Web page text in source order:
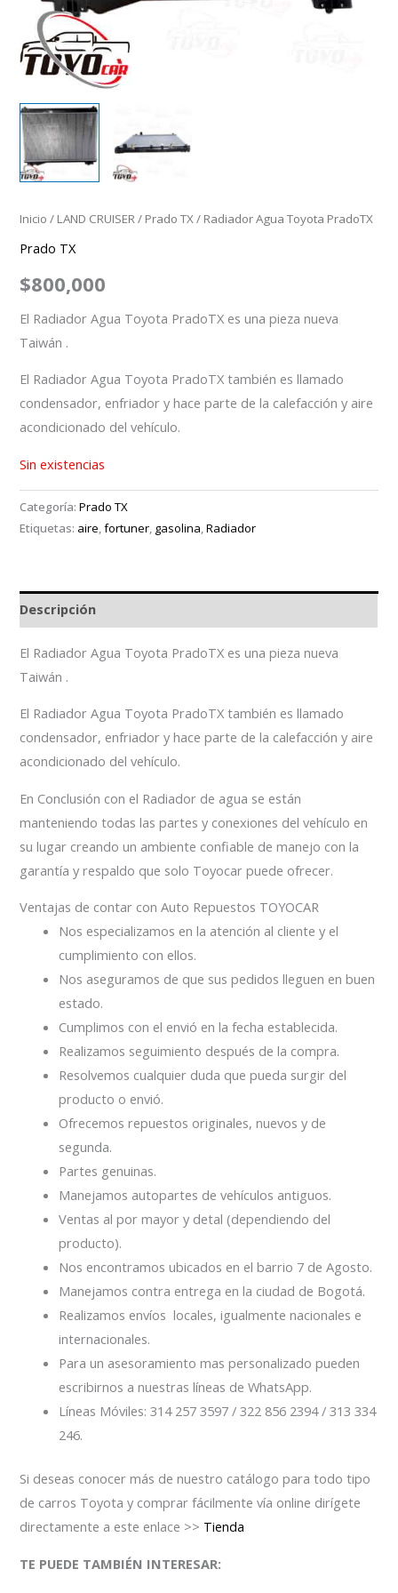
Inicio / LAND CRUISER/ Prado TX/ Radiador Agua Toyota PradoTX
Prado TX
$800,000
El Radiador Agua Toyota PradoTX es una pieza nueva
Taiwán .
El Radiador Agua Toyota PradoTX también es llamado
condensador, enfriador y hace parte de la calefacción y aire
acondicionado del vehículo.
Sin existencias
Categoría:Prado TX
Etiquetas: aire,fortuner, gasolina,Radiador
Descripción
El Radiador Agua Toyota PradoTX es una pieza nueva
Taiwán .
El Radiador Agua Toyota PradoTX también es llamado
condensador, enfriador y hace parte de la calefacción y aire
acondicionado del vehículo.
En Conclusión con el Radiador de agua se están
manteniendo todas las partes y conexiones del vehículo en
su lugar creando un ambiente confiable de manejo con la
garantía y respaldo que solo Toyocar puede ofrecer.
Ventajas de contar con Auto Repuestos TOYOCAR
Nos especializamos en la atención al cliente y el
cumplimiento con ellos.
Nos aseguramos de que sus pedidos lleguen en buen
estado.
Cumplimos con el envió en la fecha establecida.
Realizamos seguimiento después de la compra.
Resolvemos cualquier duda que pueda surgir del
producto o envió.
Ofrecemos repuestos originales, nuevos y de
segunda.
Partes genuinas.
Manejamos autopartes de vehículos antiguos.
Ventas al por mayor y detal (dependiendo del
producto).
Nos encontramos ubicados en el barrio 7 de Agosto.
Manejamos contra entrega en la ciudad de Bogotá.
Realizamos envíos locales, igualmente nacionales e
internacionales.
Para un asesoramiento mas personalizado pueden
escribirnos a nuestras líneas de WhatsApp.
Líneas Móviles: 314 257 3597 / 322 856 2394 / 313 334
246.
Si deseas conocer más de nuestro catálogo para todo tipo
de carros Toyota y comprar fácilmente vía online dirígete
directamente a este enlace >> Tienda
TE PUEDE TAMBIÉN INTERESAR: